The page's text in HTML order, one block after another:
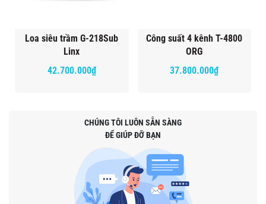
Loa siêu trầm G-218Sub
Linx
42.700.000₫
Công suất 4 kênh T-4800
ORG
37.800.000₫
CHÚNG TÔI LUÔN SẴN SÀNG
ĐỂ GIÚP ĐỠ BẠN